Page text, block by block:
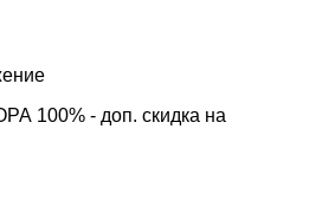
100% - доп. скидка на